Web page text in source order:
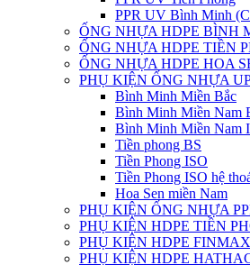
PPR UV Bình Minh
ỐNG NHỰA HDPE BÌNH
ỐNG NHỰA HDPE TIỀN
ỐNG NHỰA HDPE HOA
PHỤ KIỆN ỐNG NHỰA
Bình Minh Miền Bắc
Bình Minh Miền Nam
Bình Minh Miền Nam
Tiền phong BS
Tiền Phong ISO
Tiền Phong ISO hệ
Hoa Sen miền Nam
PHỤ KIỆN ỐNG NHỰA
PHỤ KIỆN HDPE TIỀN
PHỤ KIỆN HDPE FINMAX
PHỤ KIỆN HDPE